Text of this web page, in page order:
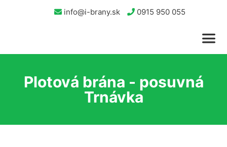
info@i-brany.sk 0915 950 055
Plotová brána - posuvná
Trnávka